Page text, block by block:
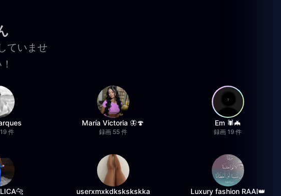
ていませ
件
María Victoria 🦋🍄
録画 55 件
Em 🕷️🦇
録画 19 件
userxmxkdkskskskka Luxury fashion RAAI👑